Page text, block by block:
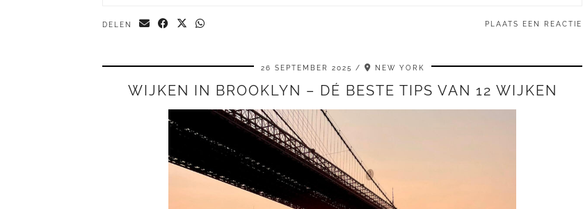
DELEN PLAATS EEN REACTIE
26 SEPTEMBER 2025 NEW YORK
WIJKEN IN BROOKLYN – DÉ BESTE TIPS VAN 12 WIJKEN